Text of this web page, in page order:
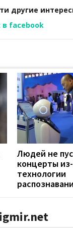
другие
facebook
Людей не
концерты
технологии